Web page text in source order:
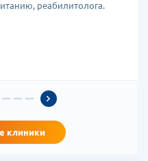
реабилитолога.
клиники